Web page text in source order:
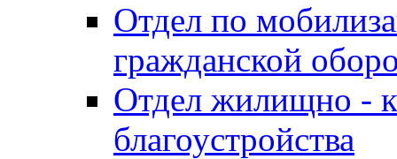
Отдел по
гражданской
Отдел жилищно -
благоустройства